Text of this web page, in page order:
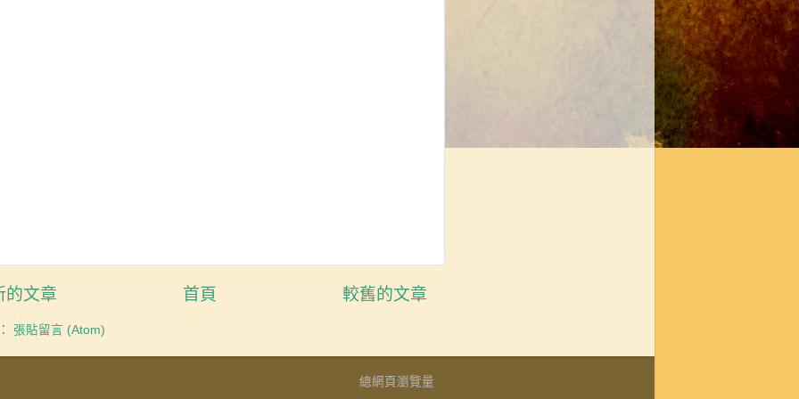
的文章 較舊的文章
首頁
張貼留言 (Atom)
總網頁瀏覽量